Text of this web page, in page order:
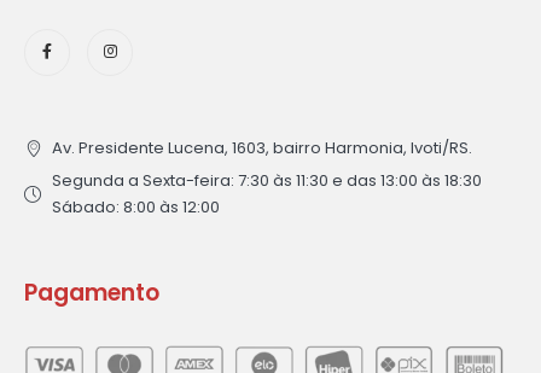
Av. Presidente Lucena, 1603, bairro Harmonia, Ivoti/RS.
Segunda a Sexta-feira: 7:30 às 11:30 e das 13:00 às 18:30
Sábado: 8:00 às 12:00
Pagamento